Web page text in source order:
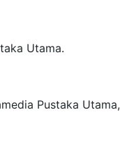
Utama.
Pustaka Utama,